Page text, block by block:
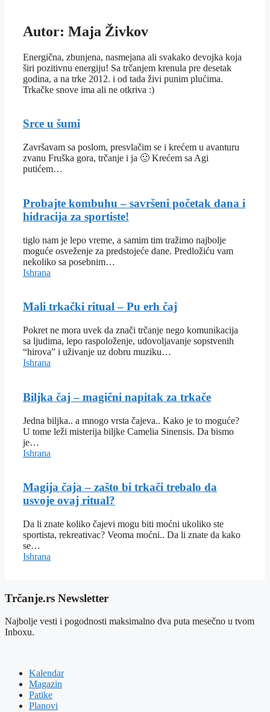
Autor: Maja Živkov
Energična, zbunjena, nasmejana ali svakako devojka koja
širi pozitivnu energiju! Sa trčanjem krenula pre desetak
godina, a na trke 2012. i od tada živi punim plućima.
Trkačke snove ima ali ne otkriva :)
Srce u šumi
Završavam sa poslom, presvlačim se i krećem u avanturu
zvanu Fruška gora, trčanje i ja 🙂 Krećem sa Agi
putićem…
Probajte kombuhu – savršeni početak dana i
hidracija za sportiste!
tiglo nam je lepo vreme, a samim tim tražimo najbolje
moguće osveženje za predstojeće dane. Predložiću vam
nekoliko sa posebnim…
Ishrana
Mali trkački ritual – Pu erh čaj
Pokret ne mora uvek da znači trčanje nego komunikacija
sa ljudima, lepo raspoloženje, udovoljavanje sopstvenih
“hirova” i uživanje uz dobru muziku…
Ishrana
Biljka čaj – magični napitak za trkače
Jedna biljka.. a mnogo vrsta čajeva.. Kako je to moguće?
U tome leži misterija biljke Camelia Sinensis. Da bismo
je…
Ishrana
Magija čaja – zašto bi trkači trebalo da
usvoje ovaj ritual?
Da li znate koliko čajevi mogu biti moćni ukoliko ste
sportista, rekreativac? Veoma moćni.. Da li znate da kako
se…
Ishrana
Trčanje.rs Newsletter
Najbolje vesti i pogodnosti maksimalno dva puta mesečno u tvom
Inboxu.
Kalendar
Magazin
Patike
Planovi